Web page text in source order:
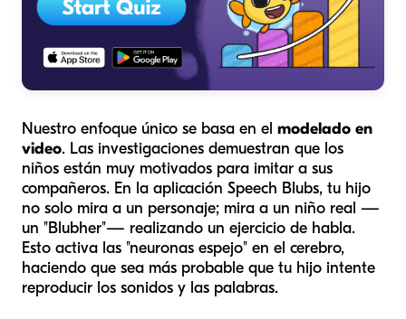
Nuestro enfoque único se basa en el modelado en
video. Las investigaciones demuestran que los
niños están muy motivados para imitar a sus
compañeros. En la aplicación Speech Blubs, tu hijo
no solo mira a un personaje; mira a un niño real —
un "Blubher"— realizando un ejercicio de habla.
Esto activa las "neuronas espejo" en el cerebro,
haciendo que sea más probable que tu hijo intente
reproducir los sonidos y las palabras.